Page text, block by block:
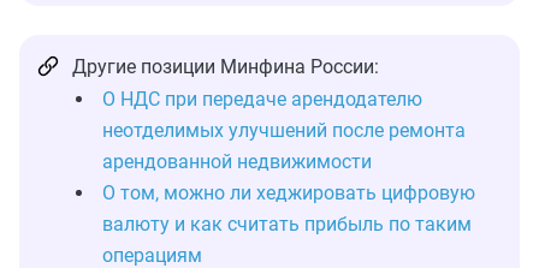
Другие позиции Минфина России:
О НДС при передаче арендодателю
неотделимых улучшений после ремонта
арендованной недвижимости
О том, можно ли хеджировать цифровую
валюту и как считать прибыль по таким
операциям